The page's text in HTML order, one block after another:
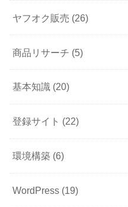
ヤフオク販売 (26)
商品リサーチ (5)
基本知識 (20)
登録サイト (22)
環境構築 (6)
WordPress (19)